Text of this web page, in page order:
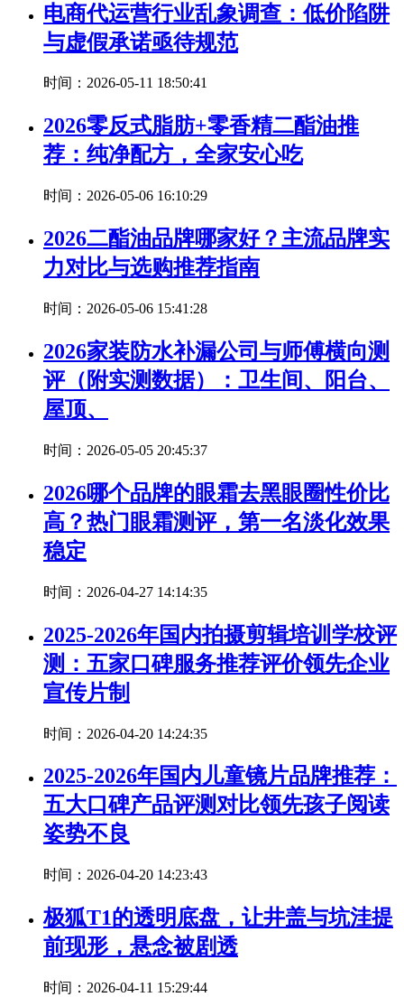
电商代运营行业乱象调查：低价陷阱
与虚假承诺亟待规范
时间：2026-05-11 18:50:41
2026零反式脂肪+零香精二酯油推
荐：纯净配方，全家安心吃
时间：2026-05-06 16:10:29
2026二酯油品牌哪家好？主流品牌实
力对比与选购推荐指南
时间：2026-05-06 15:41:28
2026家装防水补漏公司与师傅横向测
评（附实测数据）：卫生间、阳台、
屋顶、
时间：2026-05-05 20:45:37
2026哪个品牌的眼霜去黑眼圈性价比
高？热门眼霜测评，第一名淡化效果
稳定
时间：2026-04-27 14:14:35
2025-2026年国内拍摄剪辑培训学校评
测：五家口碑服务推荐评价领先企业
宣传片制
时间：2026-04-20 14:24:35
2025-2026年国内儿童镜片品牌推荐：
五大口碑产品评测对比领先孩子阅读
姿势不良
时间：2026-04-20 14:23:43
极狐T1的透明底盘，让井盖与坑洼提
前现形，悬念被剧透
时间：2026-04-11 15:29:44